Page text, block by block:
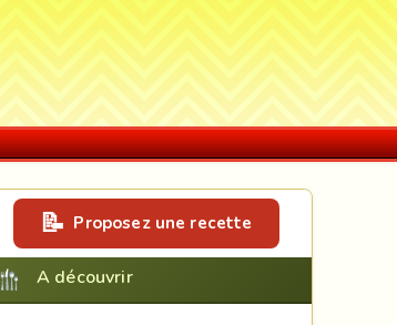
Proposez une recette
A découvrir